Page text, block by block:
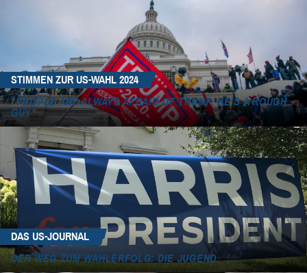
STIMMEN ZUR US-WAHL 2024
“PEOPLE ARE ALWAYS AFRAID OF TRUMP. HE’S A ROUGH
GUY”
DAS US-JOURNAL
DER WEG ZUM WAHLERFOLG: DIE JUGEND